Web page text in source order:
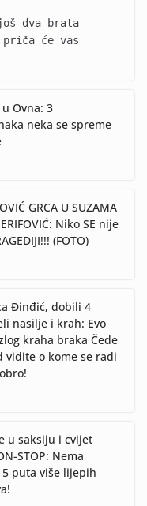
dva brata –
priča će vas
Ovna: 3
neka se spreme
GRCA U SUZAMA
Niko SE nije
(FOTO)
Đinđić, dobili 4
nasilje i krah: Evo
kraha braka Čede
vidite o kome se radi
u saksiju i cvijet
STOP: Nema
puta više lijepih